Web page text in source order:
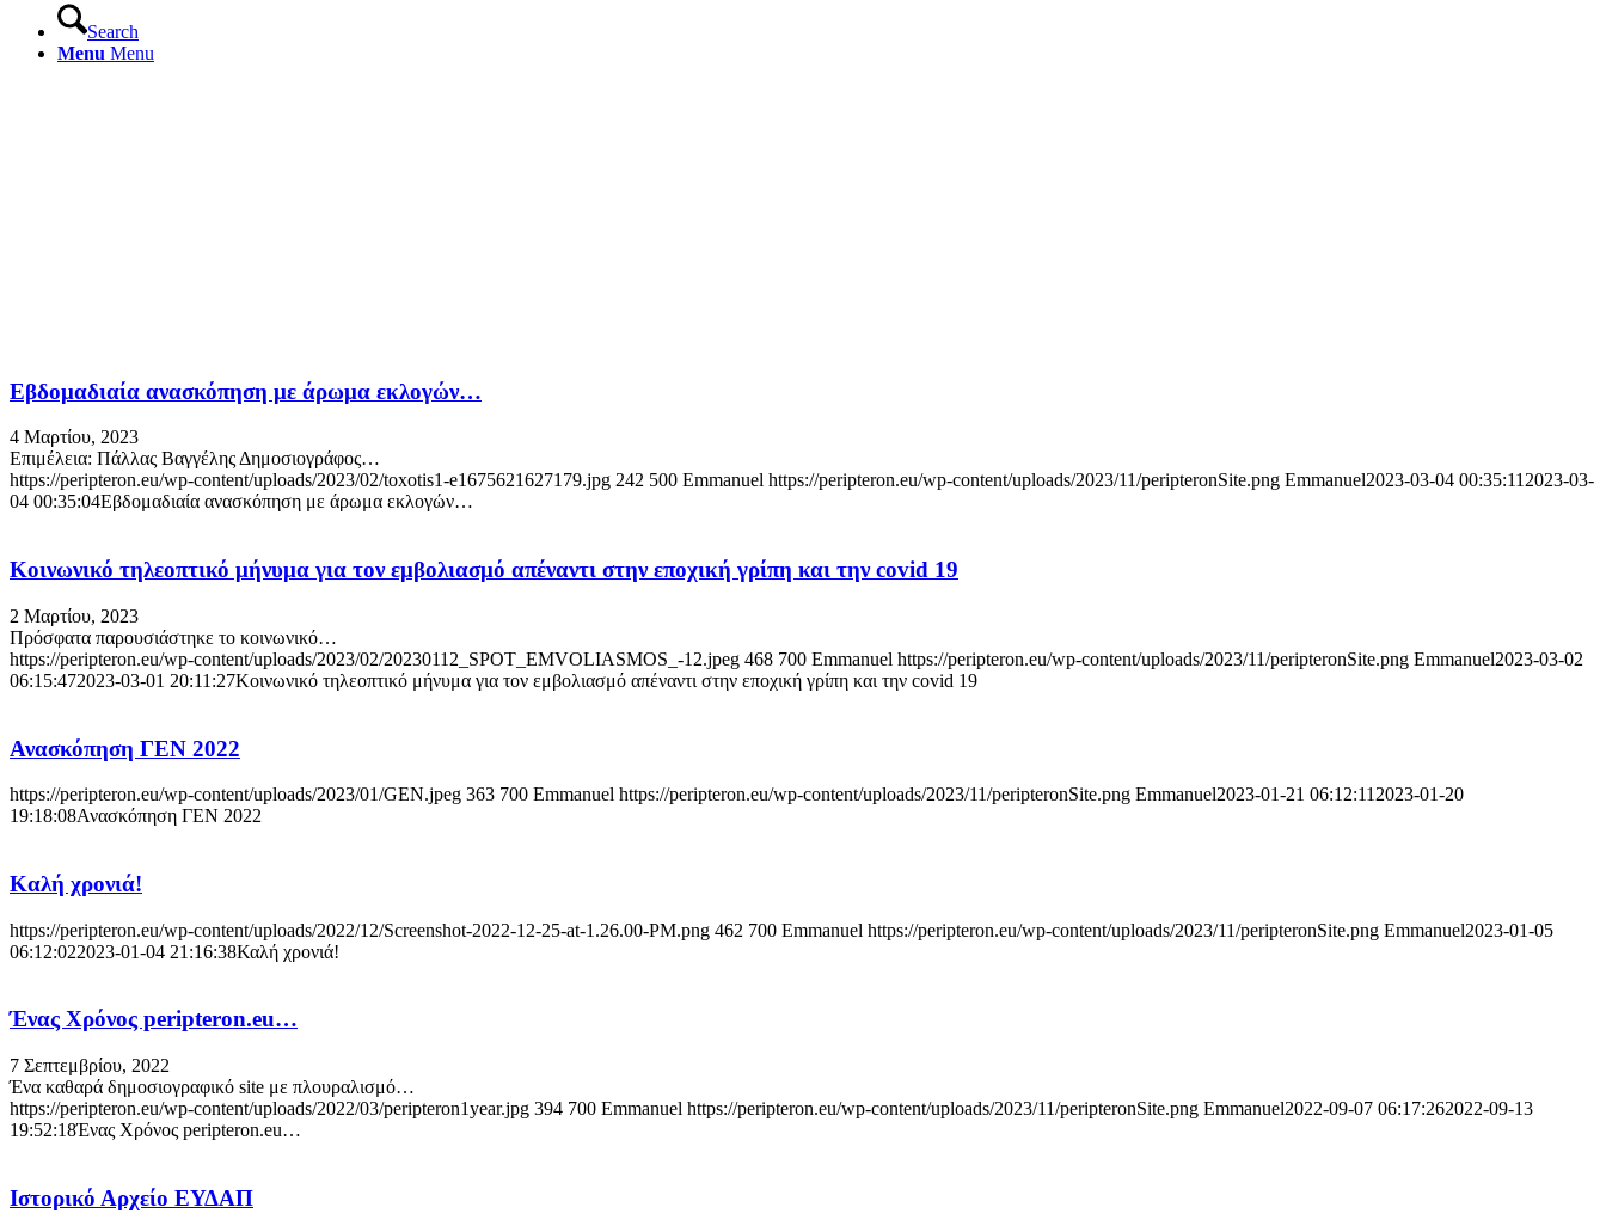
Search
Menu Menu
Εβδομαδιαία ανασκόπηση με άρωμα εκλογών…
4 Μαρτίου, 2023
Επιμέλεια: Πάλλας Βαγγέλης Δημοσιογράφος…
https://peripteron.eu/wp-content/uploads/2023/02/toxotis1-e1675621627179.jpg 242 500 Emmanuel https://peripteron.eu/wp-content/uploads/2023/11/peripteronSite.png Emmanuel2023-03-04 00:35:112023-03-
04 00:35:04Εβδομαδιαία ανασκόπηση με άρωμα εκλογών…
Κοινωνικό τηλεοπτικό μήνυμα για τον εμβολιασμό απέναντι στην εποχική γρίπη και την cοvid 19
2 Μαρτίου, 2023
Πρόσφατα παρουσιάστηκε το κοινωνικό…
https://peripteron.eu/wp-content/uploads/2023/02/20230112_SPOT_EMVOLIASMOS_-12.jpeg 468 700 Emmanuel https://peripteron.eu/wp-content/uploads/2023/11/peripteronSite.png Emmanuel2023-03-02
06:15:472023-03-01 20:11:27Κοινωνικό τηλεοπτικό μήνυμα για τον εμβολιασμό απέναντι στην εποχική γρίπη και την cοvid 19
Ανασκόπηση ΓΕΝ 2022
https://peripteron.eu/wp-content/uploads/2023/01/GEN.jpeg 363 700 Emmanuel https://peripteron.eu/wp-content/uploads/2023/11/peripteronSite.png Emmanuel2023-01-21 06:12:11 2023-01-20
19:18:08Ανασκόπηση ΓΕΝ 2022
Καλή χρονιά!
https://peripteron.eu/wp-content/uploads/2022/12/Screenshot-2022-12-25-at-1.26.00-PM.png 462 700 Emmanuel https://peripteron.eu/wp-content/uploads/2023/11/peripteronSite.png Emmanuel2023-01-05
06:12:022023-01-04 21:16:38Καλή χρονιά!
Ένας Χρόνος peripteron.eu…
7 Σεπτεμβρίου, 2022
Ένα καθαρά δημοσιογραφικό site με πλουραλισμό…
https://peripteron.eu/wp-content/uploads/2022/03/peripterοn1year.jpg 394 700 Emmanuel https://peripteron.eu/wp-content/uploads/2023/11/peripteronSite.png Emmanuel2022-09-07 06:17:262022-09-13
19:52:18Ένας Χρόνος peripteron.eu…
Ιστορικό Αρχείο ΕΥΔΑΠ